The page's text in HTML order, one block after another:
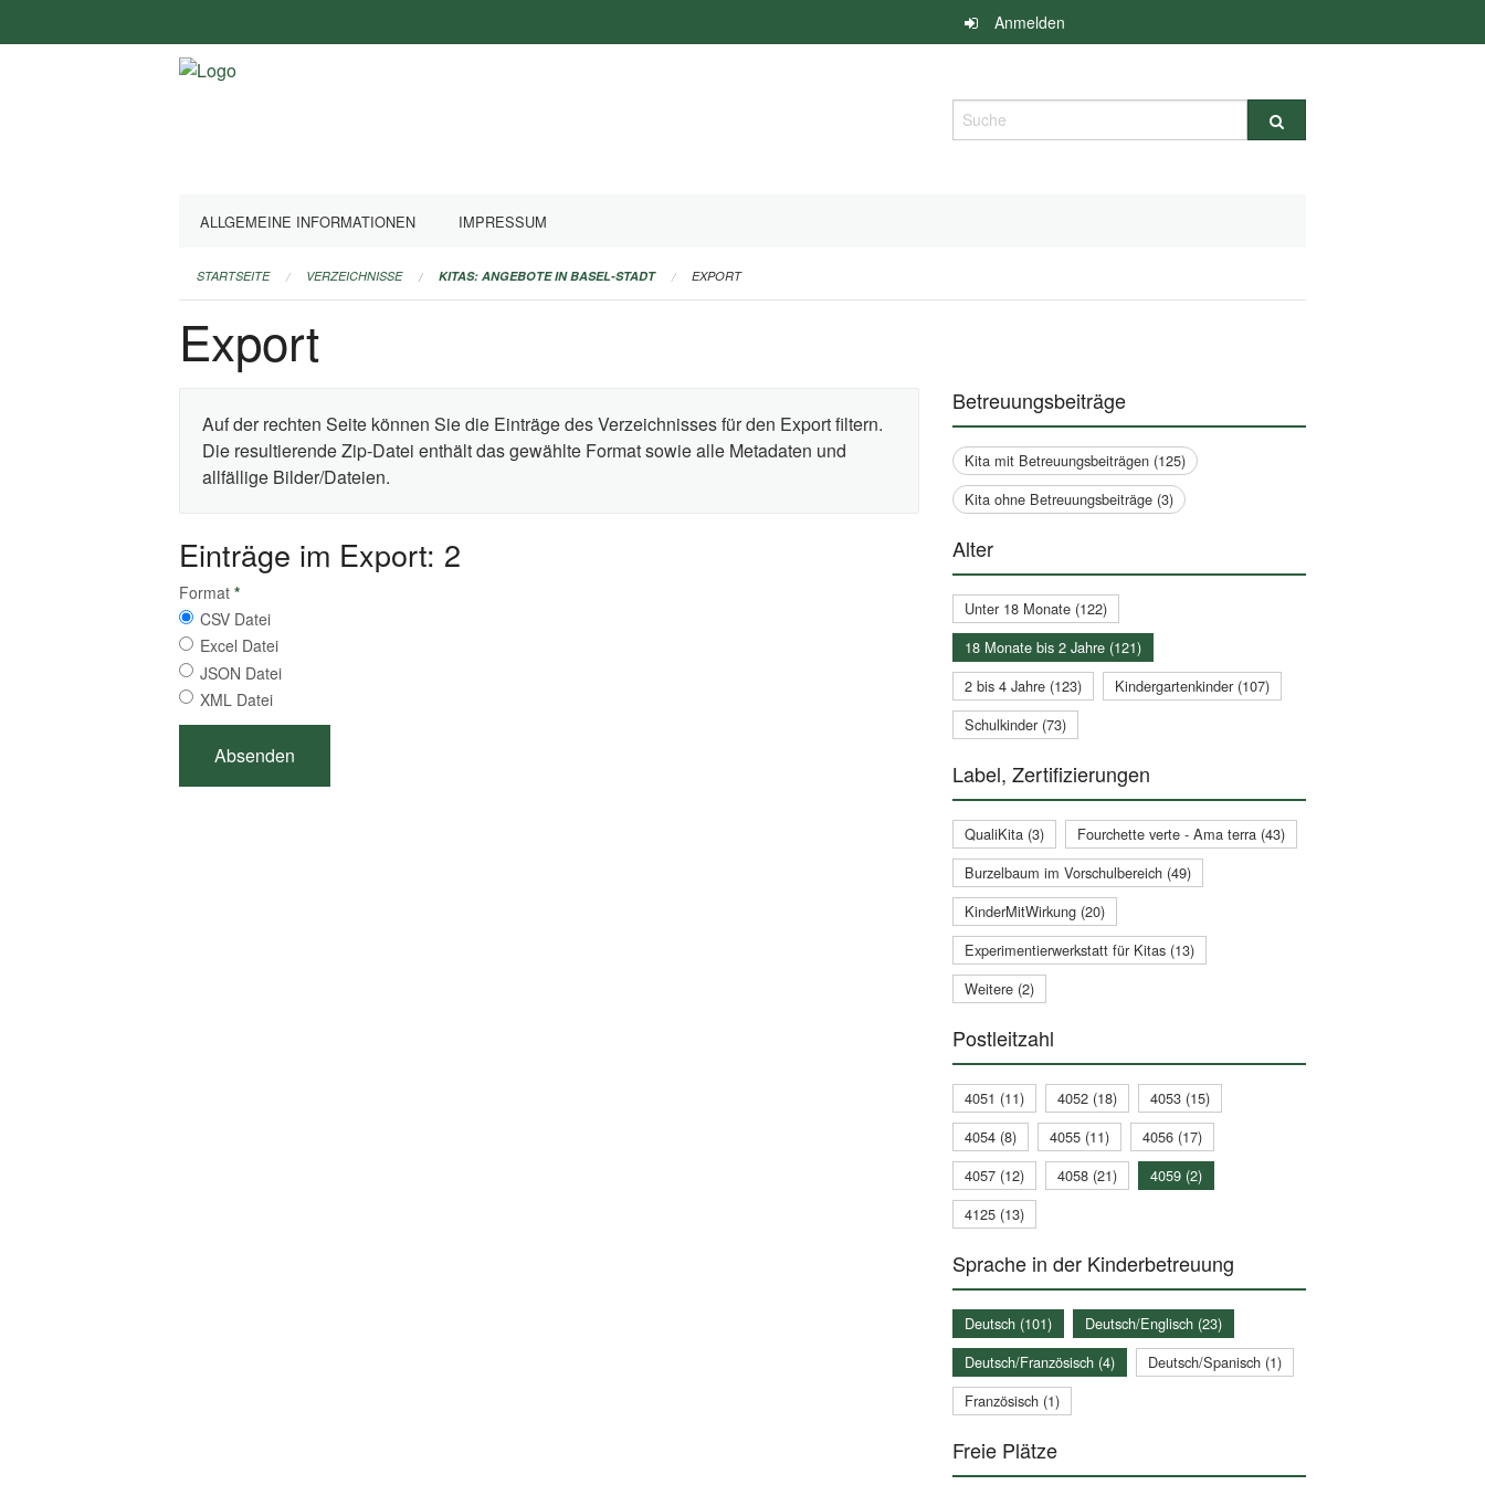
überspringen
Anmelden
Suche
ALLGEMEINE INFORMATIONEN IMPRESSUM
STARTSEITE VERZEICHNISSE KITAS: ANGEBOTE IN BASEL-STADT EXPORT
Export
Auf der rechten Seite können Sie die Einträge des Verzeichnisses für den Export filtern.
Die resultierende Zip-Datei enthält das gewählte Format sowie alle Metadaten und
allfällige Bilder/Dateien.
Einträge im Export: 2
Format *
CSV Datei
Excel Datei
JSON Datei
XML Datei
Betreuungsbeiträge
Kita mit Betreuungsbeiträgen (125)
Kita ohne Betreuungsbeiträge (3)
Alter
Unter 18 Monate (122)
18 Monate bis 2 Jahre (121)
2 bis 4 Jahre (123)
Kindergartenkinder (107)
Schulkinder (73)
Label, Zertifizierungen
QualiKita (3)
Fourchette verte - Ama terra (43)
Burzelbaum im Vorschulbereich (49)
KinderMitWirkung (20)
Experimentierwerkstatt für Kitas (13)
Weitere (2)
Postleitzahl
4051 (11) 4052 (18)
4053 (15)
4054 (8)
4055 (11)
4056 (17)
4057 (12)
4058 (21)
4059 (2)
4125 (13)
Sprache in der Kinderbetreuung
Deutsch (101)
Deutsch/Englisch (23)
Deutsch/Französisch (4)
Deutsch/Spanisch (1)
Französisch (1)
Freie Plätze